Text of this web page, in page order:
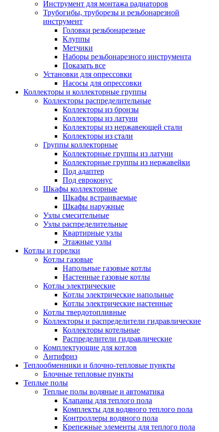
Инструмент для монтажа радиаторов
Трубогибы, труборезы и резьбонарезной
инструмент
Головки резьбонарезные
Клуппы
Метчики
Наборы резьбонарезного инструмента
Показать все
Установки для опрессовки
Насосы для опрессовки
Коллекторы и коллекторные группы
Коллекторы распределительные
Коллекторы из бронзы
Коллекторы из латуни
Коллекторы из нержавеющей стали
Коллекторы из стали
Группы коллекторные
Коллекторные группы из латуни
Коллекторные группы из нержавейки
Под адаптер
Под евроконус
Шкафы коллекторные
Шкафы встраиваемые
Шкафы наружные
Узлы смесительные
Узлы распределительные
Квартирные узлы
Этажные узлы
Котлы и горелки
Котлы газовые
Напольные газовые котлы
Настенные газовые котлы
Котлы электрические
Котлы электрические напольные
Котлы электрические настенные
Котлы твердотопливные
Коллекторы и распределители гидравлические
Коллекторы котельные
Распределители гидравлические
Комплектующие для котлов
Антифриз
Теплообменники и блочно-тепловые пункты
Блочные тепловые пункты
Теплые полы
Теплые полы водяные и автоматика
Клапаны для теплого пола
Комплекты для водяного теплого пола
Контроллеры водяного пола
Крепежные элементы для теплого пола